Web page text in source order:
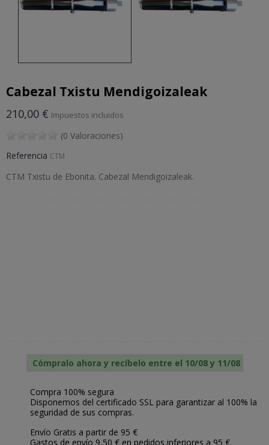
Cabezal Txistu Mendigoizaleak
210,00 € Impuestos incluidos
(0 Valoraciones)
Referencia CTM
CTM Txistu de Ebonita. Cabezal Mendigoizaleak.
Cómpralo ahora y recíbelo entre el 10/08 y 11/08
Compra 100% segura
Disponemos del certificado SSL para garantizar al 100% la
seguridad de sus compras.
Envío Gratis a partir de 95 €
Gastos de envío 9,50 € en pedidos inferiores a 95 €.